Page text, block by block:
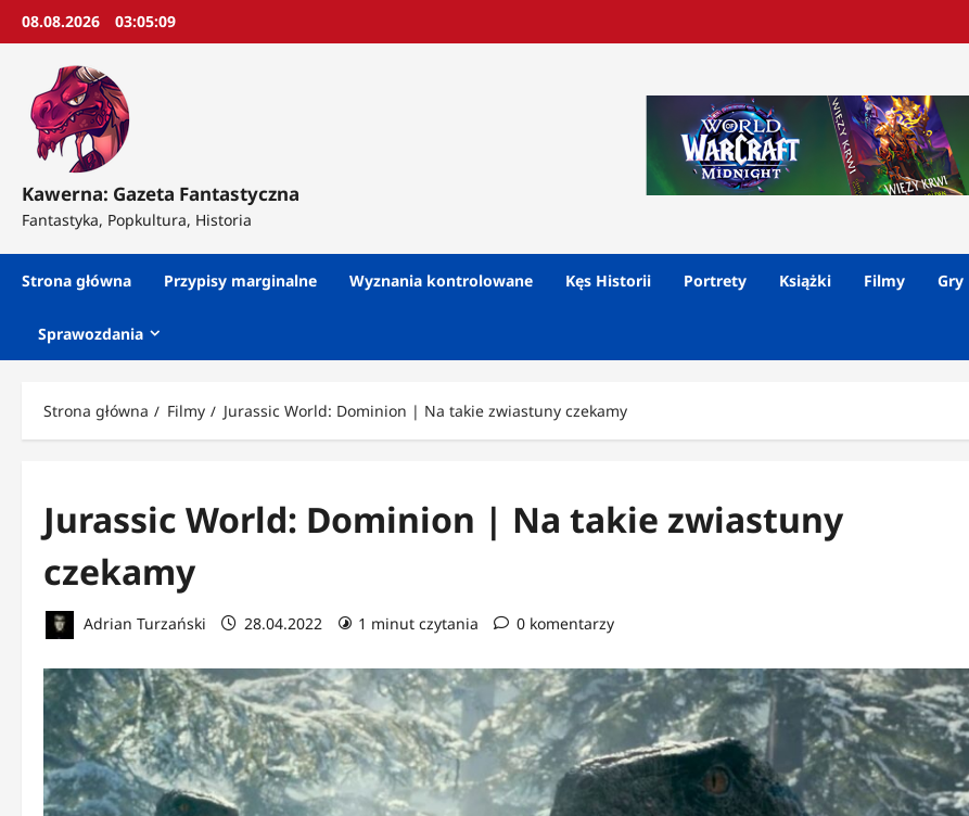
Przejdź
08.08.2026 03:05:11
Kawerna: Gazeta Fantastyczna
Fantastyka, Popkultura, Historia
Strona główna Przypisy marginalne Wyznania kontrolowane Kęs Historii Portrety Książki Filmy Gry
Sprawozdania
Strona główna Filmy Jurassic World: Dominion | Na takie zwiastuny czekamy
Jurassic World: Dominion | Na takie zwiastuny
czekamy
Adrian Turzański 28.04.2022 1 minut czytania 0 komentarzy